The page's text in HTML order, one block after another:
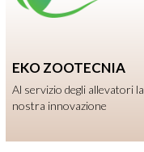
EKO ZOOTECNIA
Al servizio degli allevatori la
nostra innovazione